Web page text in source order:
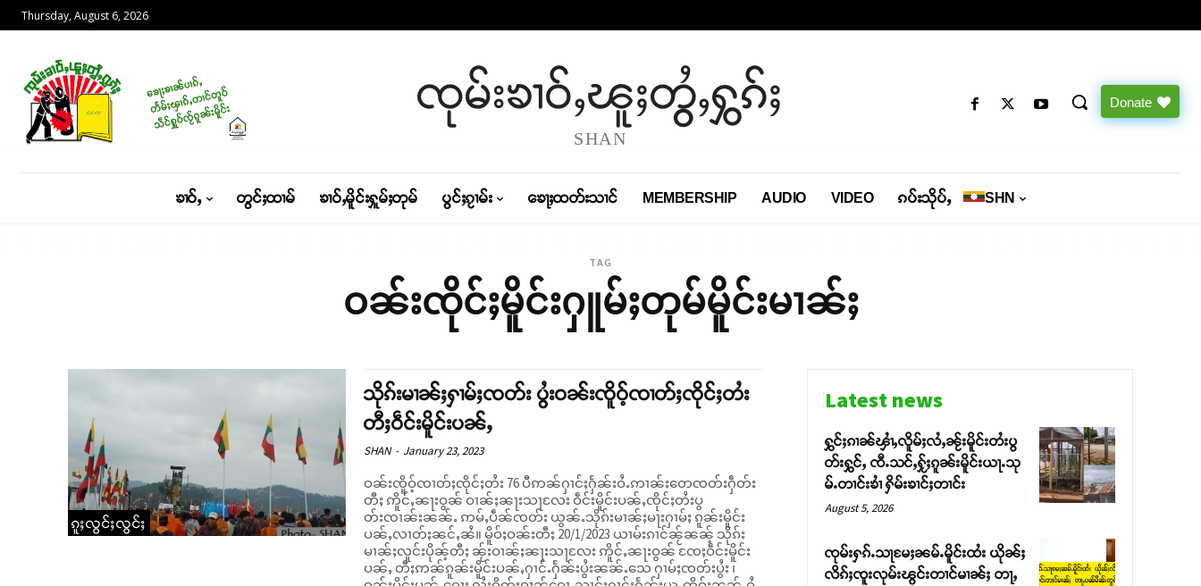
Thursday, August 6, 2026
ၸုမ်းၶၢဝ်ႇၽူႈတွႆႇႁွၵ်ႈ
SHAN
Donate
ၶၢဝ်ႇ တွင်ႈထၢမ် ၶၢဝ်ႇမိူင်းႁူမ်ႈတုမ် ပွင်ႈၵႂၢမ်း ၶေႃႈထတ်းသၢင် MEMBERSHIP AUDIO VIDEO ၵပ်းသိုပ်ႇ SHN
TAG
ဝၼ်းၸိုင်ႈမိူင်းႁူမ်ႈတုမ်မိူင်းမၢၼ်ႈ
ၵူႈလွင်ႈလွင်ႈ
သိုၵ်းမၢၼ်ႈႁၢမ်ႈၸတ်း ပွႆးဝၼ်းၸိူဝ့်ၸၢတ်ႈၸိုင်ႈတႆး
တီႈဝဵင်းမိူင်းပၼ်ႇ
SHAN - January 23, 2023
ဝၼ်းၸိူဝ့်ၸၢတ်ႈၸိုင်ႈတႆး 76 ပီဢၼ်ႁၢင်ႈႁႅၼ်းဝႆႉဢၢၼ်းတေၸတ်းႁဵတ်း
တီႈ ဢိူင်ႇၼႃးဝွၼ် ဝၢၼ်ႈၼႃးသႃလႄး ဝဵင်းမိူင်းပၼ်ႇၸိုင်ႈတႆးပွ
တ်းၸၢၼ်းၼၼ်ႉ ဢမ်ႇပဵၼ်ၸတ်း ယွၼ်ႉသိုၵ်းမၢၼ်ႈမႃးႁၢမ်ႈ ၵူၼ်းမိူင်း
ပၼ်ႇလၢတ်ႈၼင်ႇၼႆ။ မိူဝ်ႈဝၼ်းတီႈ 20/1/2023 ယၢမ်းၵၢင်ၼႂ်ၼၼ့် သိုၵ်း
မၢၼ်ႈလူင်းပိုၼ့်တီႈ ၼႂ်းဝၢၼ်ႈၼႃးသႃလႄး ဢိူင်ႇၼႃးဝွၼ် ၸႄႈဝဵင်းမိူင်း
ပၼ်ႇ တီႈဢၼ်ၵူၼ်းမိူင်းပၼ်ႇႁၢင်ႉႁႅၼ်းပွႆးၼၼ်ႉသေ ႁၢမ်ႈၸတ်းပွႆး ၊
Latest news
ႁွင်ႈၵၢၼ်ၾၢႆႇလိူမ်ႈလႆႇၼႂ်းမိူင်းတႆးပွ
တ်းႁွင်ႇ ၸီႉသင်ႇႁႂ်ႈၵူၼ်းမိူင်းယႃႉသု
မ်ႉတၢင်းၶၢႆ ႁိမ်းၶၢင်ႈတၢင်း
August 5, 2026
ၸုမ်းႁၵ်ႉသႃမႄႈၼမ်ႉမိူင်းထႆး ယိုၼ်ႈ
လိၵ်ႈၸူးလုမ်းၽွင်းတၢင်မၢၼ်ႈ တႃႇ